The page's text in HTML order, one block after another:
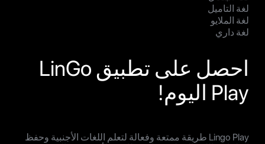
لغة التاميل
لغة الملايو
لغة داري
احصل على تطبيق LinGo
Play اليوم!
Lingo Play طريقة ممتعة وفعالة لتعلم اللغات الأجنبية وحفظ